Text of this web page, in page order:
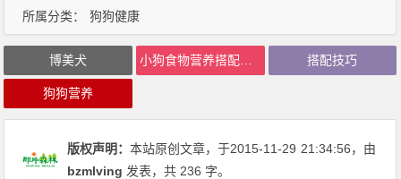
所属分类： 狗狗健康
博美犬 搭配技巧
狗狗营养
版权声明：本站原创文章，于2015-11-29 21:34:56，由
bzmlving 发表，共 236 字。